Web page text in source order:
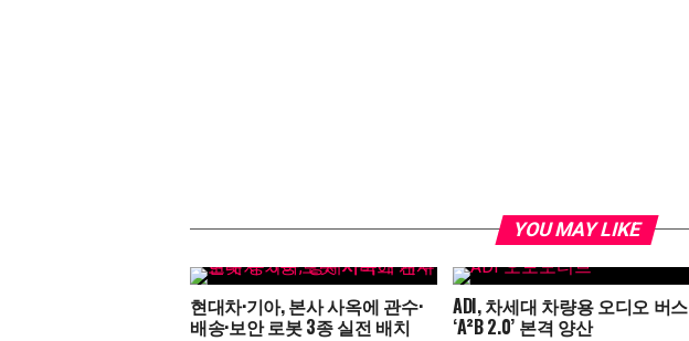
YOU MAY LIKE
현대차·기아, 본사 사옥에 관수·
배송·보안 로봇 3종 실전 배치
ADI, 차세대 차량용 오디오 버스
‘A²B 2.0’ 본격 양산